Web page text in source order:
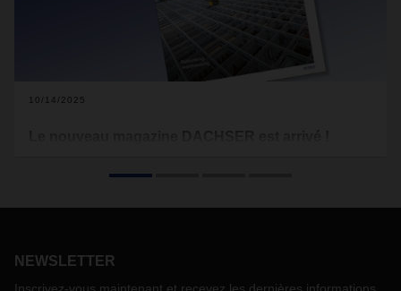
10/14/2025
entre l’humain, la technologie et les processus afin
NEWSLETTER